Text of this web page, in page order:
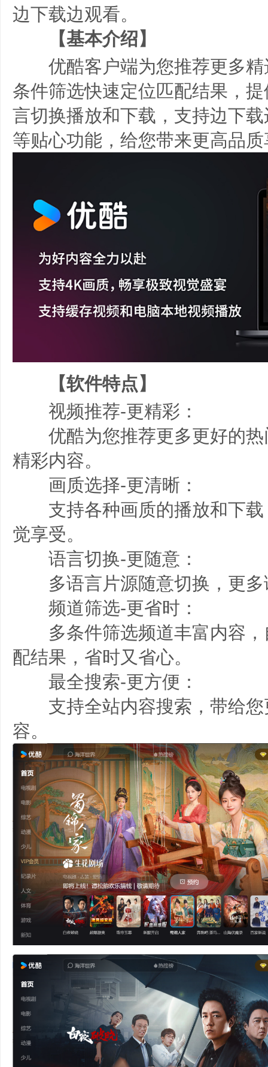
边下载边观看。
【基本介绍】
优酷客户端为您推荐更多精
条件筛选快速定位匹配结果，
言切换播放和下载，支持边下
等贴心功能，给您带来更高品
【软件特点】
视频推荐-更精彩：
优酷为您推荐更多更好的热
精彩内容。
画质选择-更清晰：
支持各种画质的播放和下载
觉享受。
语言切换-更随意：
多语言片源随意切换，更多
频道筛选-更省时：
多条件筛选频道丰富内容，
配结果，省时又省心。
最全搜索-更方便：
支持全站内容搜索，带给您
容。